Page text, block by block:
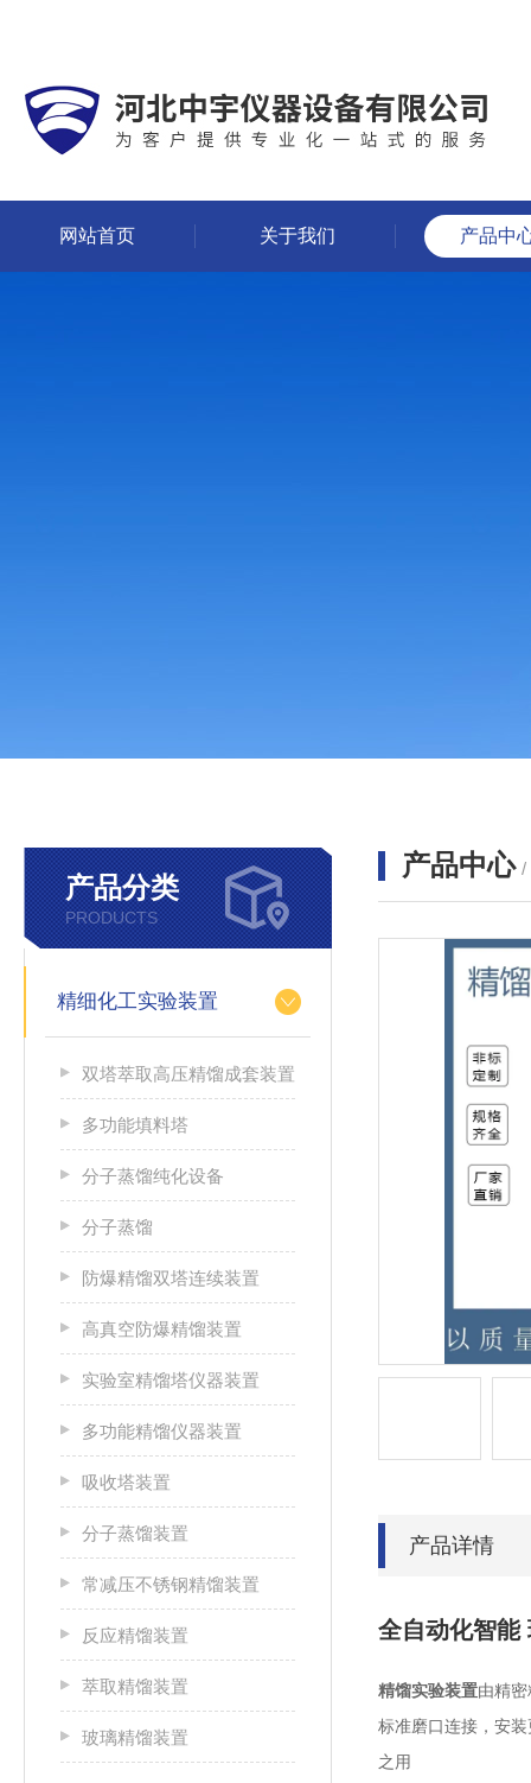
网站首页 关于我们 产品中
产品分类
PRODUCTS
精细化工实验装置
双塔萃取高压精馏成套装置
多功能填料塔
分子蒸馏纯化设备
分子蒸馏
防爆精馏双塔连续装置
高真空防爆精馏装置
实验室精馏塔仪器装置
多功能精馏仪器装置
吸收塔装置
分子蒸馏装置
常减压不锈钢精馏装置
反应精馏装置
萃取精馏装置
玻璃精馏装置
产品中心 /
产品详情
全自动化智
精馏实验装置由精
标准磨口连接，安
之用